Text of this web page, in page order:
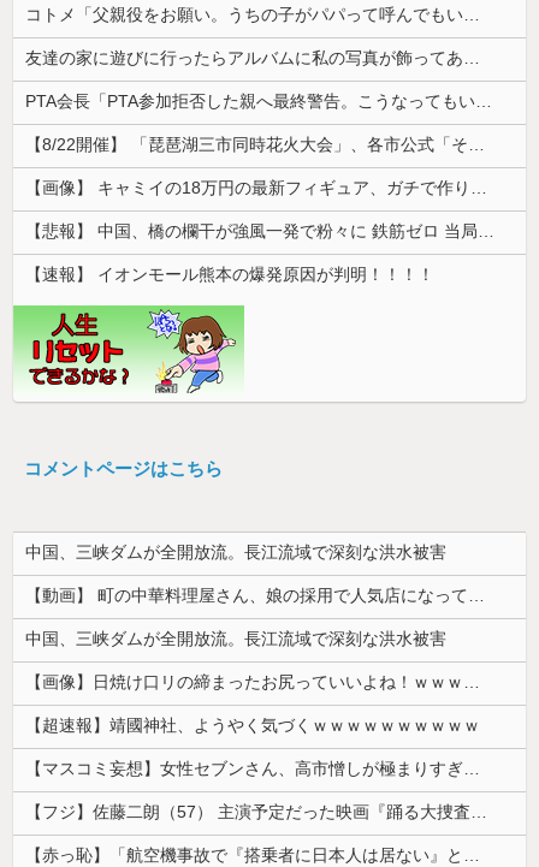
【速報】 イオンモール熊本の爆発原因が判明！！！！
コメントページはこちら
中国、三峡ダムが全開放流。長江流域で深刻な洪水被害
【動画】 町の中華料理屋さん、娘の採用で人気店になってしまう
中国、三峡ダムが全開放流。長江流域で深刻な洪水被害
【画像】日焼け口リの締まったお尻っていいよね！ｗｗｗｗｗ
【超速報】靖國神社、ようやく気づくｗｗｗｗｗｗｗｗｗｗ
【マスコミ妄想】女性セブンさん、高市憎しが極まりすぎたのか、過去一級の低俗な「支持率下げてやる」記事を配信してしまう 想像の10倍低俗
【フジ】佐藤二朗（57） 主演予定だった映画『踊る大捜査線』スピンオフ作品の撮影中止が正式に決定
【赤っ恥】「航空機事故で『搭乗者に日本人は居ない』という発表は嫌い。人間として同じ価値だと思う」→ツッコミ殺到も「自分が気に入らないと思った」と...